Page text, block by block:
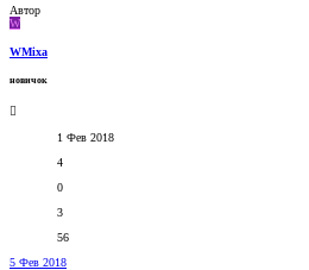
Автор
W
WMixa
новичок
1 Фев 2018
4
0
3
56
5 Фев 2018